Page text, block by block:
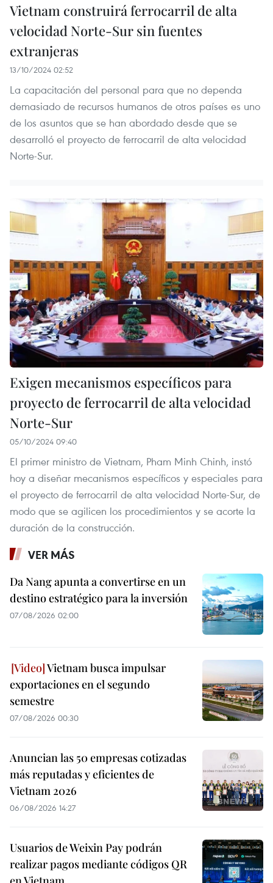
Vietnam construirá ferrocarril de alta
velocidad Norte-Sur sin fuentes
extranjeras
13/10/2024 02:52
La capacitación del personal para que no dependa
demasiado de recursos humanos de otros países es uno
de los asuntos que se han abordado desde que se
desarrolló el proyecto de ferrocarril de alta velocidad
Norte-Sur.
Exigen mecanismos específicos para
proyecto de ferrocarril de alta velocidad
Norte-Sur
05/10/2024 09:40
El primer ministro de Vietnam, Pham Minh Chinh, instó
hoy a diseñar mecanismos específicos y especiales para
el proyecto de ferrocarril de alta velocidad Norte-Sur, de
modo que se agilicen los procedimientos y se acorte la
duración de la construcción.
VER MÁS
Da Nang apunta a convertirse en un
destino estratégico para la inversión
07/08/2026 02:00
Vietnam busca impulsar
exportaciones en el segundo
semestre
07/08/2026 00:30
Anuncian las 50 empresas cotizadas
más reputadas y eficientes de
Vietnam 2026
06/08/2026 14:27
Usuarios de Weixin Pay podrán
realizar pagos mediante códigos QR